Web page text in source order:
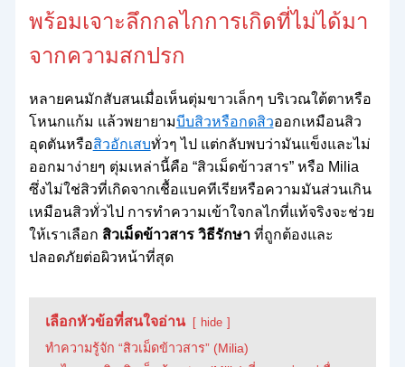
พร้อมเจาะลึกกลไกการเกิดที่ไม่ได้มา
จากความสกปรก
หลายคนมักสับสนเมื่อเห็นตุ่มขาวเล็กๆ บริเวณใต้ตาหรือ
โหนกแก้ม แล้วพยายามบีบสิวหรือกดสิวออกเหมือนสิว
อุดตันหรือสิวอักเสบทั่วๆ ไป แต่กลับพบว่ามันแข็งและไม่
ออกมาง่ายๆ ตุ่มเหล่านี้คือ “สิวเม็ดข้าวสาร” หรือ Milia
ซึ่งไม่ใช่สิวที่เกิดจากเชื้อแบคทีเรียหรือความมันส่วนเกิน
เหมือนสิวทั่วไป การทำความเข้าใจกลไกที่แท้จริงจะช่วย
ให้เราเลือก สิวเม็ดข้าวสาร วิธีรักษาที่ถูกต้องและ
ปลอดภัยต่อผิวหน้าที่สุด
เลือกหัวข้อที่สนใจอ่าน hide
ทำความรู้จัก “สิวเม็ดข้าวสาร” (Milia)